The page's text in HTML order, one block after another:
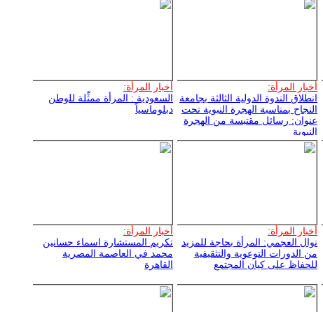
أخبار المرأة:
انطلاق الندوة الدولية الثالثة بجامعة
النجاح بمناسبة الهجرة النبوية تحت
عنوان: رسائل مقتبسة من الهجرة
النبوية
أخبار المرأة:
السعودية : المرأة ممثِّلة للوطن
دبلوماسياً
أخبار المرأة:
نوال العجمي: المرأة بحاجة للمزيد
من الدورات التوعوية والتثقيفية
للحفاظ على كيان المجتمع
أخبار المرأة:
تكريم المستشارة اسماء حسانين
محمد في العاصمة المصرية
القاهرة